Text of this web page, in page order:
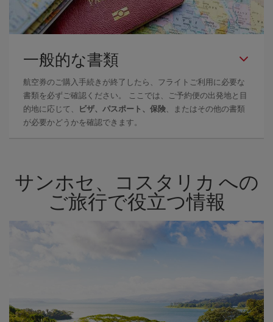
一般的な書類
航空券のご購入手続きが終了したら、フライトご利用に必要な
書類を必ずご確認ください。 ここでは、ご予約便の出発地と目
的地に応じて、
ビザ、パスポート、保険、またはその他の書類
が必要かどうかを確認できます。
サンホセ、コスタリカ への
ご旅行で役立つ情報